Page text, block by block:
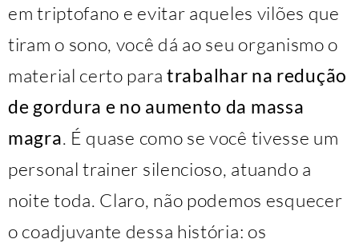
em triptofano e evitar aqueles vilões que
tiram o sono, você dá ao seu organismo o
material certo para trabalhar na redução
de gordura e no aumento da massa
magra. É quase como se você tivesse um
personal trainer silencioso, atuando a
noite toda. Claro, não podemos esquecer
o coadjuvante dessa história: os